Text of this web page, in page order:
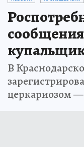
сообщения
В
церкариозом